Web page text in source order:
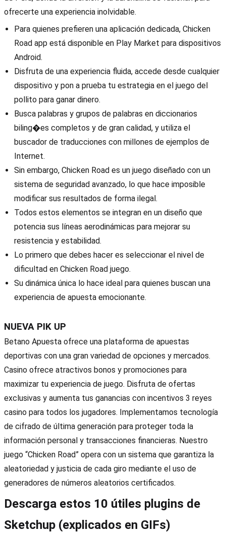
ofrecerte una experiencia inolvidable.
Para quienes prefieren una aplicación dedicada, Chicken
Road app está disponible en Play Market para dispositivos
Android.
Disfruta de una experiencia fluida, accede desde cualquier
dispositivo y pon a prueba tu estrategia en el juego del
pollito para ganar dinero.
Busca palabras y grupos de palabras en diccionarios
biling�es completos y de gran calidad, y utiliza el
buscador de traducciones con millones de ejemplos de
Internet.
Sin embargo, Chicken Road es un juego diseñado con un
sistema de seguridad avanzado, lo que hace imposible
modificar sus resultados de forma ilegal.
Todos estos elementos se integran en un diseño que
potencia sus líneas aerodinámicas para mejorar su
resistencia y estabilidad.
Lo primero que debes hacer es seleccionar el nivel de
dificultad en Chicken Road juego.
Su dinámica única lo hace ideal para quienes buscan una
experiencia de apuesta emocionante.
NUEVA PIK UP
Betano Apuesta ofrece una plataforma de apuestas
deportivas con una gran variedad de opciones y mercados.
Casino ofrece atractivos bonos y promociones para
maximizar tu experiencia de juego. Disfruta de ofertas
exclusivas y aumenta tus ganancias con incentivos 3 reyes
casino para todos los jugadores. Implementamos tecnología
de cifrado de última generación para proteger toda la
información personal y transacciones financieras. Nuestro
juego “Chicken Road” opera con un sistema que garantiza la
aleatoriedad y justicia de cada giro mediante el uso de
generadores de números aleatorios certificados.
Descarga estos 10 útiles plugins de
Sketchup (explicados en GIFs)